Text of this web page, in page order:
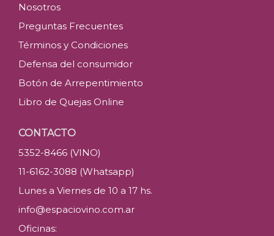
Nosotros
Preguntas Frecuentes
Términos y Condiciones
Defensa del consumidor
Botón de Arrepentimiento
Libro de Quejas Online
CONTACTO
5352-8466 (VINO)
11-6162-3088 (Whatsapp)
Lunes a Viernes de 10 a 17 hs.
info@espaciovino.com.ar
Oficinas: